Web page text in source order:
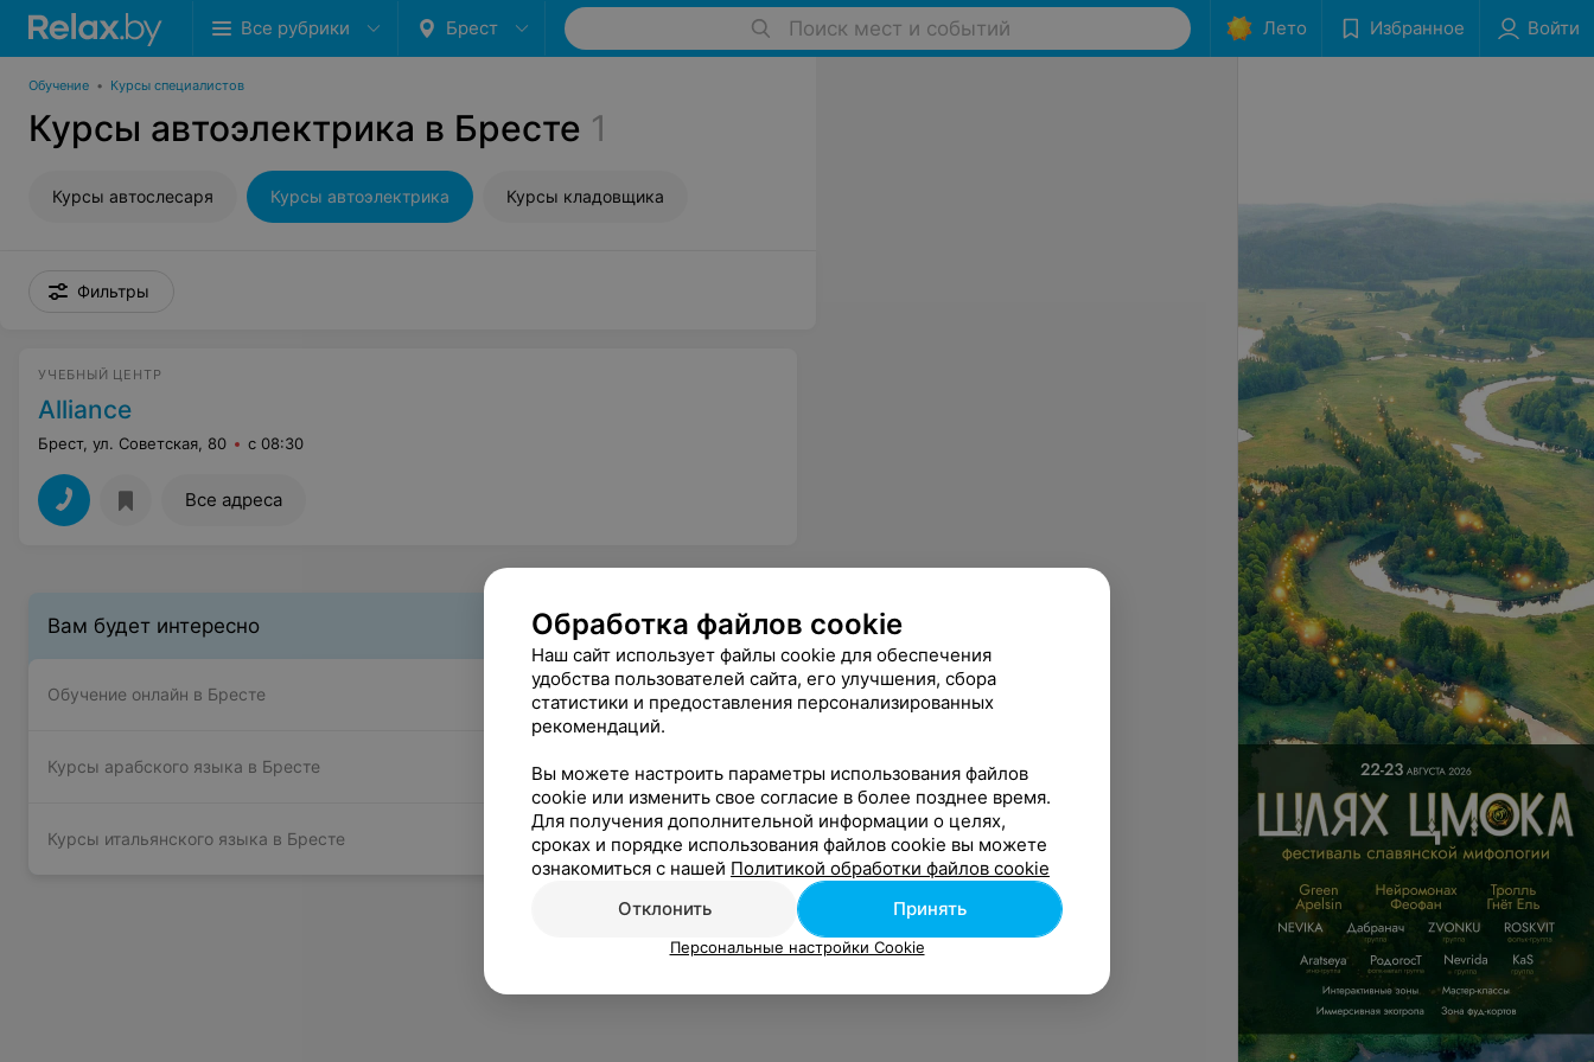
Все рубрики Брест Поиск мест и событий Лето Избранное Войти
Обучение • Курсы специалистов
Курсы автоэлектрика в Бресте 1
Курсы автослесаря Курсы автоэлектрика Курсы кладовщика
Фильтры
УЧЕБНЫЙ ЦЕНТР
Alliance
Брест, ул. Советская, 80 с 08:30
Все адреса
Вам будет интересно
Обучение онлайн в Бресте
Курсы арабского языка в Бресте
Курсы итальянского языка в Бресте
Обработка файлов cookie
Наш сайт использует файлы cookie для обеспечения
удобства пользователей сайта, его улучшения, сбора
статистики и предоставления персонализированных
рекомендаций.
Вы можете настроить параметры использования файлов
cookie или изменить свое согласие в более позднее время.
Для получения дополнительной информации о целях,
сроках и порядке использования файлов cookie вы можете
ознакомиться с нашей Политикой обработки файлов cookie
Отклонить
Принять
Персональные настройки Cookie